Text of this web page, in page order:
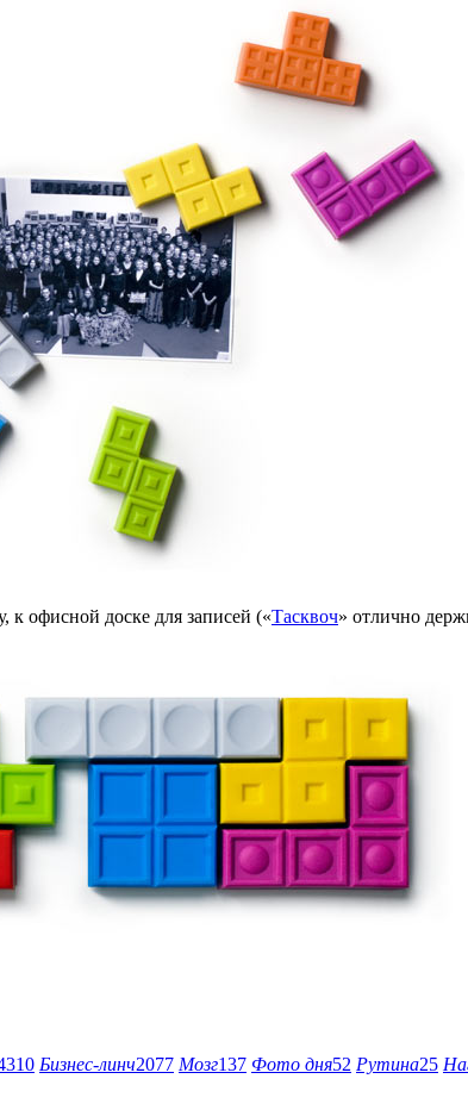
к офисной доске для записей («Тасквоч» отлично
Бизнес-линч2077 Мозг137 Фото дня52 Рутина25